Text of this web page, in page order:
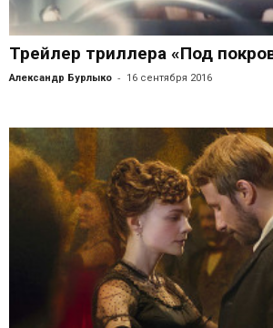
Трейлер триллера «Под
Александр Бурлыко - 16 сентября 2016